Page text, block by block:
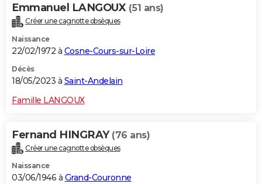
Emmanuel LANGOUX (51 ans)
Créer une cagnotte obsèques
Naissance
22/02/1972 à Cosne-Cours-sur-Loire
Décès
18/05/2023 à Saint-Andelain
Famille LANGOUX
Fernand HINGRAY (76 ans)
Créer une cagnotte obsèques
Naissance
03/06/1946 à Grand-Couronne